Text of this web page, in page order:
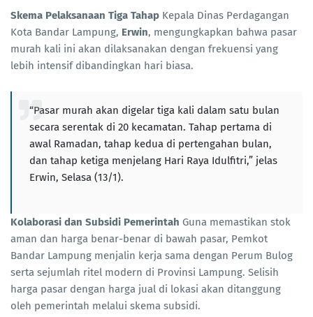
Skema Pelaksanaan Tiga Tahap Kepala Dinas Perdagangan
Kota Bandar Lampung, Erwin, mengungkapkan bahwa pasar
murah kali ini akan dilaksanakan dengan frekuensi yang
lebih intensif dibandingkan hari biasa.
“Pasar murah akan digelar tiga kali dalam satu bulan
secara serentak di 20 kecamatan. Tahap pertama di
awal Ramadan, tahap kedua di pertengahan bulan,
dan tahap ketiga menjelang Hari Raya Idulfitri,” jelas
Erwin, Selasa (13/1).
Kolaborasi dan Subsidi Pemerintah Guna memastikan stok
aman dan harga benar-benar di bawah pasar, Pemkot
Bandar Lampung menjalin kerja sama dengan Perum Bulog
serta sejumlah ritel modern di Provinsi Lampung. Selisih
harga pasar dengan harga jual di lokasi akan ditanggung
oleh pemerintah melalui skema subsidi.